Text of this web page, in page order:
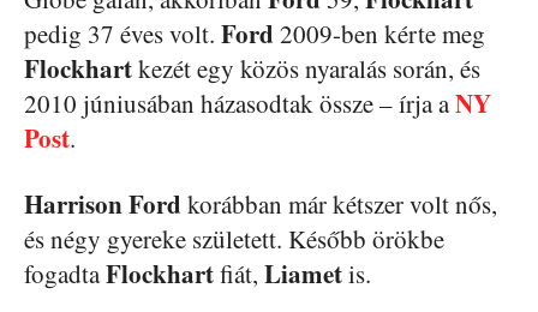
pedig 37 éves volt. Ford 2009-ben kérte meg
Flockhartkezét egy közös nyaralás során, és
2010 júniusában házasodtak össze – írja aNY
Post.
Harrison Ford korábban már kétszer volt nős,
és négy gyereke született. Később örökbe
fogadtaFlockhartfiát, Liametis.